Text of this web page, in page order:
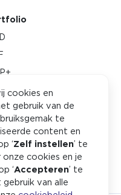
ExTH
voor Examinering
cookies en
gebruik van de
te
content en
‘Zelf instellen’ te
onze cookies en je
‘Accepteren’ te
van alle